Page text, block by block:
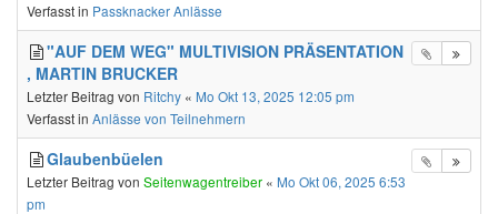
Verfasst in Passknacker Anlässe
"AUF DEM WEG" MULTIVISION PRÄSENTATION
, MARTIN BRUCKER
Letzter Beitrag von Ritchy « Mo Okt 13, 2025 12:05 pm
Verfasst in Anlässe von Teilnehmern
Glaubenbüelen
Letzter Beitrag von Seitenwagentreiber « Mo Okt 06, 2025 6:53
pm